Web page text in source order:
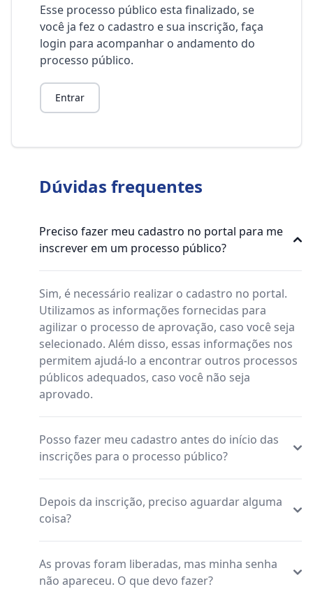
Esse processo público esta finalizado, se
você ja fez o cadastro e sua inscrição, faça
login para acompanhar o andamento do
processo público.
Entrar
Dúvidas frequentes
Preciso fazer meu cadastro no portal para me
inscrever em um processo público?
Sim, é necessário realizar o cadastro no portal.
Utilizamos as informações fornecidas para
agilizar o processo de aprovação, caso você seja
selecionado. Além disso, essas informações nos
permitem ajudá-lo a encontrar outros processos
públicos adequados, caso você não seja
aprovado.
Posso fazer meu cadastro antes do início das
inscrições para o processo público?
Depois da inscrição, preciso aguardar alguma
coisa?
As provas foram liberadas, mas minha senha
não apareceu. O que devo fazer?